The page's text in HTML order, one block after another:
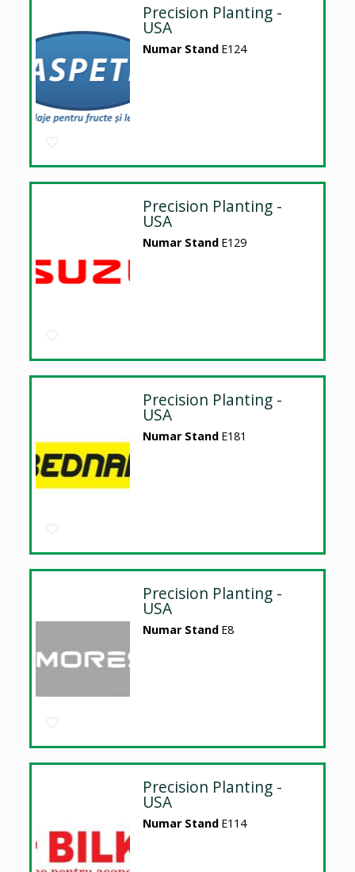
Precision Planting -
USA
Numar Stand E124
Precision Planting -
USA
Numar Stand E129
Precision Planting -
USA
Numar Stand E181
Precision Planting -
USA
Numar Stand E8
Precision Planting -
USA
Numar Stand E114